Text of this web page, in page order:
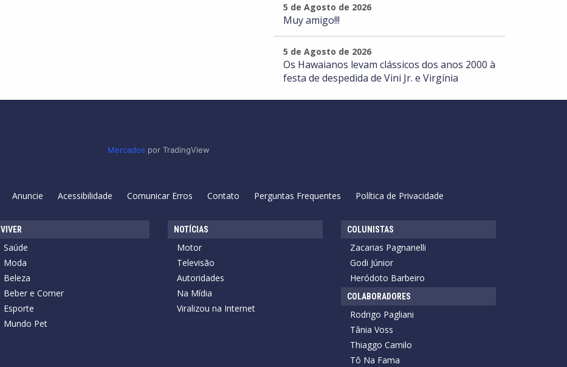
5 de Agosto de 2026
Muy amigo!!!
5 de Agosto de 2026
Os Hawaianos levam clássicos dos anos 2000 à
festa de despedida de Vini Jr. e Virgínia
Mercados por TradingView
Anuncie Acessibilidade Comunicar Erros Contato Perguntas Frequentes Política de Privacidade
VIVER
Saúde
Moda
Beleza
Beber e Comer
Esporte
Mundo Pet
NOTÍCIAS
Motor
Televisão
Autoridades
Na Mídia
Viralizou na Internet
COLUNISTAS
Zacarias Pagnanelli
Godi Júnior
Heródoto Barbeiro
COLABORADORES
Rodrigo Pagliani
Tânia Voss
Thiaggo Camilo
Tô Na Fama